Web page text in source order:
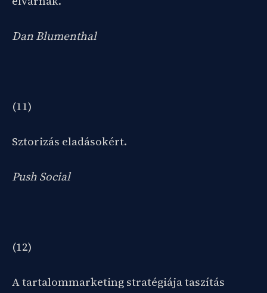
Dan Blumenthal
(11)
Sztorizás eladásokért.
Push Social
(12)
A tartalommarketing stratégiája taszítás